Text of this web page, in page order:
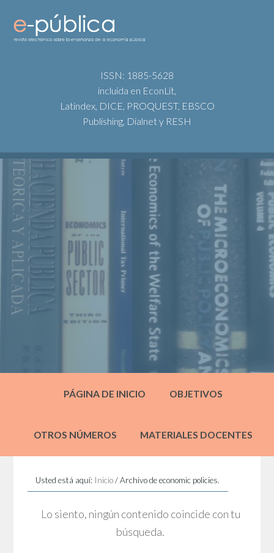
ISSN: 1885-5628
incluida en EconLit,
Latindex, DICE, PROQUEST, EBSCO
Publishing, Dialnet y RESH
PÁGINA DE INICIO OBJETIVOS
OTROS NÚMEROS MATERIALES DOCENTES
Usted está aquí: Inicio /Archivo de economic policies.
Lo siento, ningún contenido coincide con tu
búsqueda.